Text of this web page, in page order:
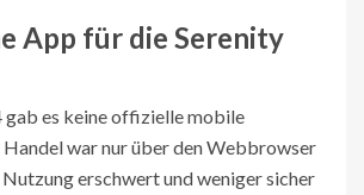
App für die Serenity
gab es keine offizielle mobile
Handel war nur über den Webbrowser
erschwert und weniger sicher